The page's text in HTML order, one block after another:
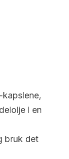
i en
bruk det